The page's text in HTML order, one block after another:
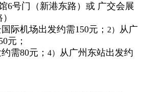
6号门（新港东路）或 广交会展
际机场出发约需150元；2） 从广
元；
需80元；4） 从广州东站出发约